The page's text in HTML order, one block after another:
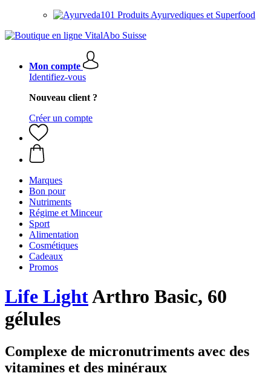
Produits Ayurvediques et Superfood
Mon compte
Identifiez-vous
Nouveau client ?
Créer un compte
Marques
Bon pour
Nutriments
Régime et Minceur
Sport
Alimentation
Cosmétiques
Cadeaux
Promos
Life LightArthro Basic, 60
gélules
Complexe de micronutriments avec des
vitamines et des minéraux